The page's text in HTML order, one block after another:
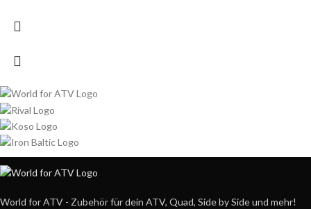
World for ATV - Zubehör für dein ATV, Quad, Side by Side und mehr!